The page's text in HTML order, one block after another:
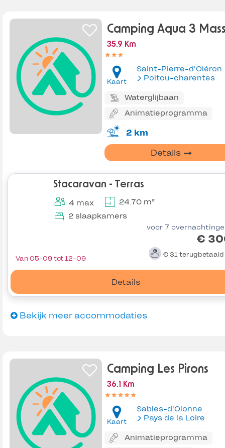
Camping Aqua 3
35.9 Km
Kaart
Saint-Pierre-d'Oléron
Poitou-charentes
Waterglijbaan
Animatieprogramma
2 km
Details
Stacaravan - Terras
4 max
24.70 m²
2 slaapkamers
voor 7
€
€ 31 terugbetaald
Details
Van 05-09 tot 12-09
Bekijk meer accommodaties
Camping Les Pirons
36.1 Km
Kaart
Sables-d'Olonne
Pays de la Loire
Animatieprogramma